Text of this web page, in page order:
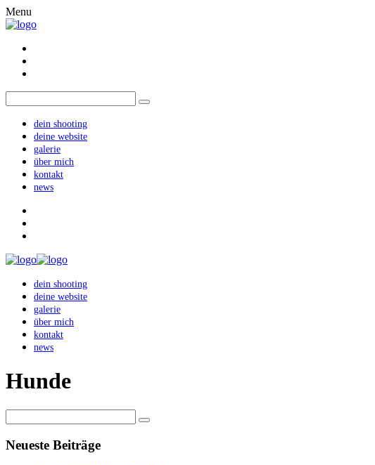
Menu
dein shooting
deine website
galerie
über mich
kontakt
news
dein shooting
deine website
galerie
über mich
kontakt
news
Hunde
Neueste Beiträge